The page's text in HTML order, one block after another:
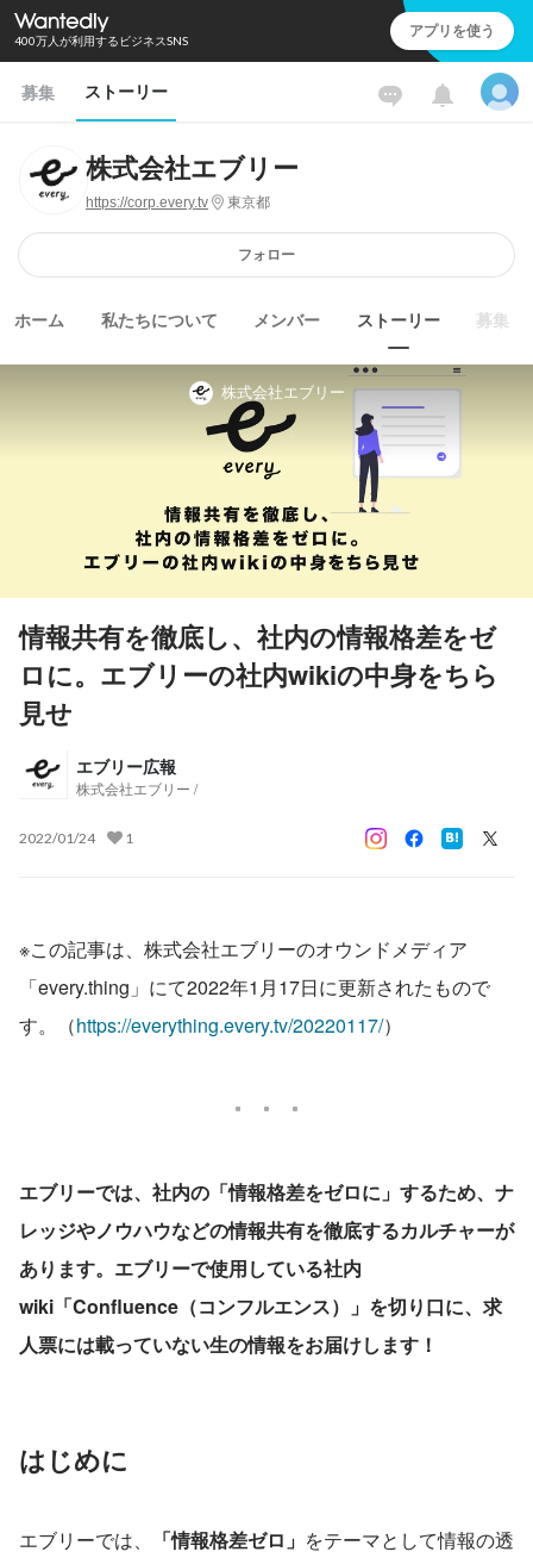
400万人が利用するビジネスSNS アプリを使う
募集 ストーリー
株式会社エブリー
https://corp.every.tv 東京都
フォロー
ホーム 私たちについて メンバー ストーリー 募集
株式会社エブリー
情報共有を徹底し、社内の情報格差をゼ
ロに。エブリーの社内wikiの中身をちら
見せ
エブリー広報
株式会社エブリー /
2022/01/24 1
※この記事は、株式会社エブリーのオウンドメディア
「every.thing」にて2022年1月17日に更新されたもので
す。（https://everything.every.tv/20220117/）
エブリーでは、社内の「情報格差をゼロに」するため、ナ
レッジやノウハウなどの情報共有を徹底するカルチャーが
あります。エブリーで使用している社内
wiki「Confluence（コンフルエンス）」を切り口に、求
人票には載っていない生の情報をお届けします！
はじめに
エブリーでは、 「情報格差ゼロ」 をテーマとして情報の透